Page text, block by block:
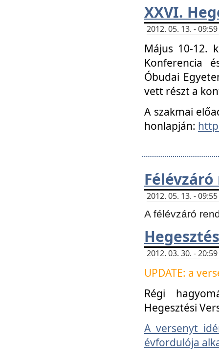
XXVI.
2012. 05. 13. -
Május 10-12.
Konferencia
Óbudai
vett részt a
A szakmai
honlapján:
2012. 05. 13. -
A félévzáró
2012. 03. 30. -
UPDATE: a
Régi
Hegesztési
A versenyt
évfordulója